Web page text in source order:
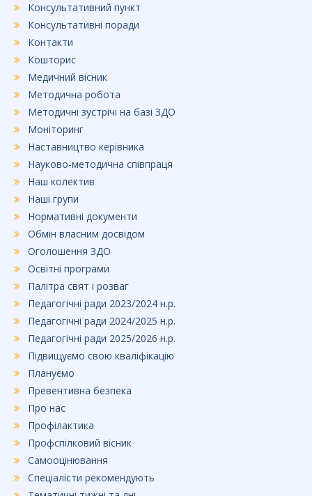
Консультативний пункт
Консультативні поради
Контакти
Кошторис
Медичний вісник
Методична робота
Методичні зустрічі на базі ЗДО
Моніторинг
Наставництво керівника
Науково-методична співпраця
Наш колектив
Наші групи
Нормативні документи
Обмін власним досвідом
Оголошення ЗДО
Освітні програми
Палітра свят і розваг
Педагогічні ради 2023/2024 н.р.
Педагогічні ради 2024/2025 н.р.
Педагогічні ради 2025/2026 н.р.
Підвищуємо свою кваліфікацію
Плануємо
Превентивна безпека
Про нас
Профілактика
Профспілковий вісник
Самооцінювання
Спеціалісти рекомендують